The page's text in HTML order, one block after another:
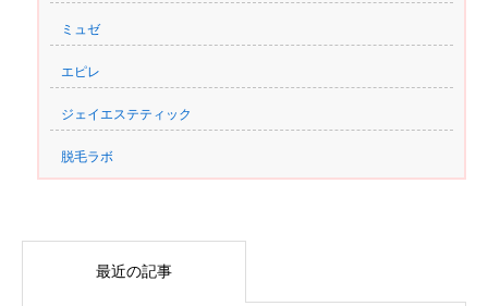
ミュゼ
エピレ
ジェイエステティック
脱毛ラボ
最近の記事